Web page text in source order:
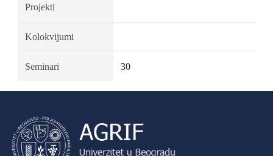
Projekti
Kolokvijumi
Seminari 30